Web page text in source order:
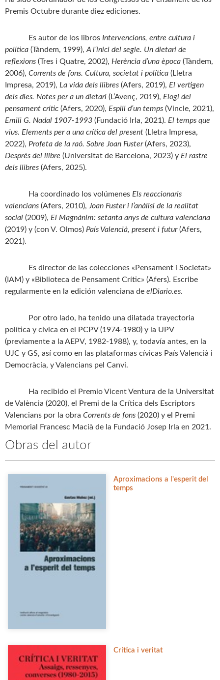
Premis Octubre durante diez ediciones.
Es autor de los libros Intervencions, entre cultura i
política (Tàndem, 1999), A l’inici del segle. Un dietari de
reflexions (Tres i Quatre, 2002), Herència d’una època (Tàndem,
2006), Corrents de fons. Cultura, societat i política (Lletra
Impresa, 2019), La vida dels llibres (Afers, 2019), El vertigen
dels dies. Notes per a un dietari (L’Avenç, 2019), Elogi del
pensament crític (Afers, 2020), Espill d’un temps (Vincle, 2021),
Emili G. Nadal 1907-1993 (Fundació Irla, 2021). El temps que
vius. Elements per a una crítica del present (Lletra Impresa,
2022), Profeta de la raó. Sobre Joan Fuster(Afers, 2023),
Després del llibre (Universitat de Barcelona, 2023) y El rastre
dels llibres (Afers, 2025).
Ha coordinado los volúmenes Els reaccionaris
valencians (Afers, 2010), Joan Fuster i l’anàlisi de la realitat
social (2009), El Magnànim: setanta anys de cultura valenciana
(2019) y (con V. Olmos) País Valencià, present i futur(Afers,
2021).
Es director de las colecciones «Pensament i Societat»
(IAM) y «Biblioteca de Pensament Crític» (Afers). Escribe
regularmente en la edición valenciana de elDiario.es.
Por otro lado, ha tenido una dilatada trayectoria
política y cívica en el PCPV (1974-1980) y la UPV
(previamente a la AEPV, 1982-1988), y, todavía antes, en la
UJC y GS, así como en las plataformas cívicas País Valencià i
Democràcia, y Valencians pel Canvi.
Ha recibido el Premio Vicent Ventura de la Universitat
de València (2020), el Premi de la Crítica dels Escriptors
Valencians por la obra Corrents de fons (2020) y el Premi
Memorial Francesc Macià de la Fundació Josep Irla en 2021.
Obras del autor
Aproximacions a l'esperit del
temps
Crítica i veritat